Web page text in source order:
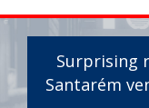
Surprising
Santarém